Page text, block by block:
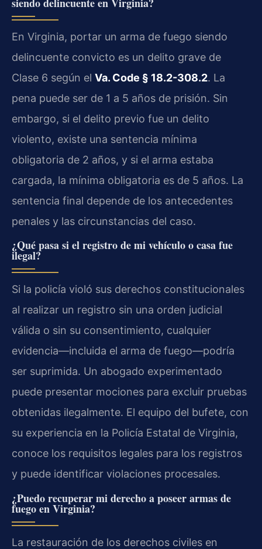
En Virginia, portar un arma de fuego siendo
delincuente convicto es un delito grave de
Clase 6 según el Va. Code § 18.2-308.2. La
pena puede ser de 1 a 5 años de prisión. Sin
embargo, si el delito previo fue un delito
violento, existe una sentencia mínima
obligatoria de 2 años, y si el arma estaba
cargada, la mínima obligatoria es de 5 años. La
sentencia final depende de los antecedentes
penales y las circunstancias del caso.
¿Qué pasa si el registro de mi vehículo o casa fue
ilegal?
Si la policía violó sus derechos constitucionales
al realizar un registro sin una orden judicial
válida o sin su consentimiento, cualquier
evidencia—incluida el arma de fuego—podría
ser suprimida. Un abogado experimentado
puede presentar mociones para excluir pruebas
obtenidas ilegalmente. El equipo del bufete, con
su experiencia en la Policía Estatal de Virginia,
conoce los requisitos legales para los registros
y puede identificar violaciones procesales.
¿Puedo recuperar mi derecho a poseer armas de
fuego en Virginia?
La restauración de los derechos civiles en